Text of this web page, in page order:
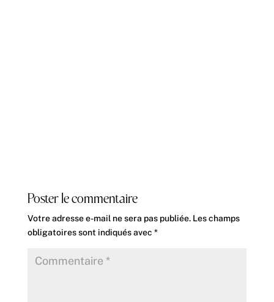
Poster le commentaire
Votre adresse e-mail ne sera pas publiée. Les champs
obligatoires sont indiqués avec *